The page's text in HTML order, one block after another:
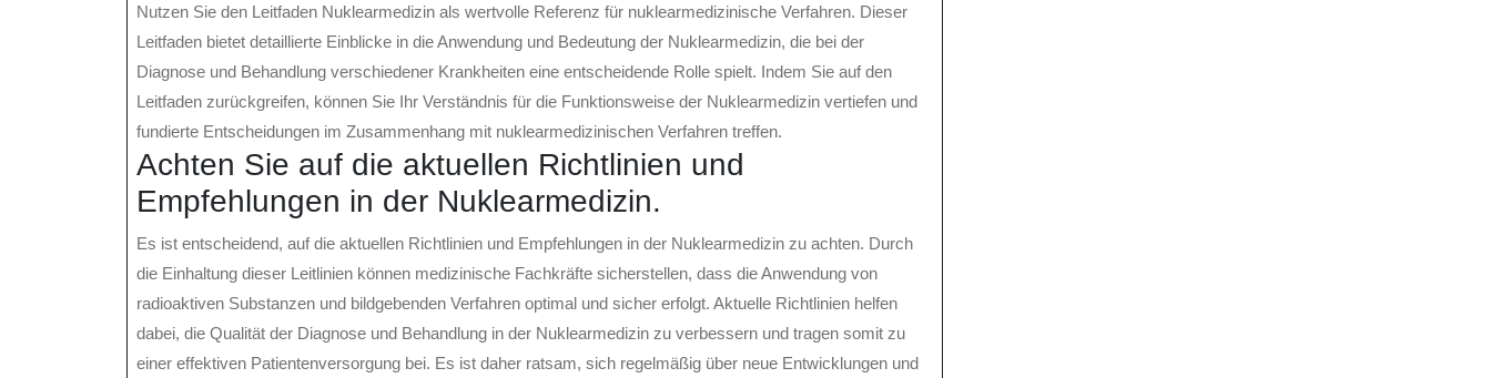
Nutzen Sie den Leitfaden Nuklearmedizin als wertvolle Referenz für nuklearmedizinische Verfahren. Dieser
Leitfaden bietet detaillierte Einblicke in die Anwendung und Bedeutung der Nuklearmedizin, die bei der
Diagnose und Behandlung verschiedener Krankheiten eine entscheidende Rolle spielt. Indem Sie auf den
Leitfaden zurückgreifen, können Sie Ihr Verständnis für die Funktionsweise der Nuklearmedizin vertiefen und
fundierte Entscheidungen im Zusammenhang mit nuklearmedizinischen Verfahren treffen.
Achten Sie auf die aktuellen Richtlinien und
Empfehlungen in der Nuklearmedizin.
Es ist entscheidend, auf die aktuellen Richtlinien und Empfehlungen in der Nuklearmedizin zu achten. Durch
die Einhaltung dieser Leitlinien können medizinische Fachkräfte sicherstellen, dass die Anwendung von
radioaktiven Substanzen und bildgebenden Verfahren optimal und sicher erfolgt. Aktuelle Richtlinien helfen
dabei, die Qualität der Diagnose und Behandlung in der Nuklearmedizin zu verbessern und tragen somit zu
einer effektiven Patientenversorgung bei. Es ist daher ratsam, sich regelmäßig über neue Entwicklungen und